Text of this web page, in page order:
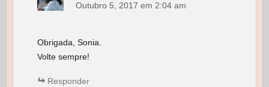
Outubro 5, 2017 em 2:04 am
Obrigada, Sonia.
Volte sempre!
Responder